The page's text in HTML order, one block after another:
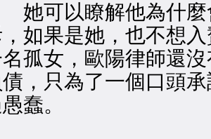
可以瞭解他為什麼
，如果是她，也不想
孤女，歐陽律師還
，只為了一個口頭
蠢。